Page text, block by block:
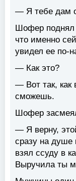
— Я тебе дам
Шофер поднял
что именно
увидел ее по-
— Как это?
— Вот так, как
сможешь.
Шофер
— Я верну,
сразу на
взял ссуду в
Выручила ты